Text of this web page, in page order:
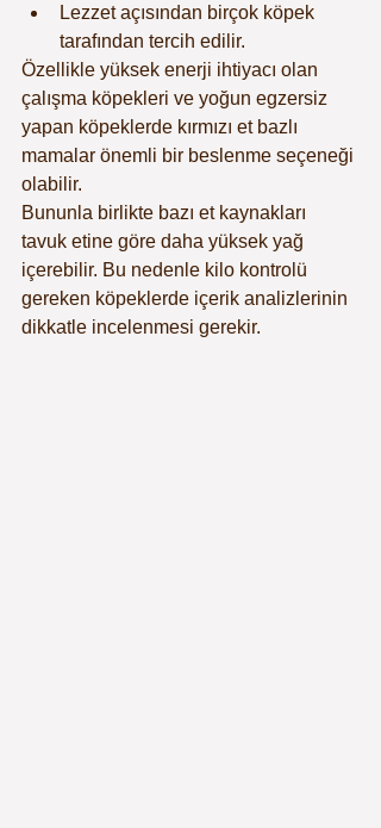
Lezzet açısından birçok köpek
tarafından tercih edilir.
Özellikle yüksek enerji ihtiyacı olan
çalışma köpekleri ve yoğun egzersiz
yapan köpeklerde kırmızı et bazlı
mamalar önemli bir beslenme seçeneği
olabilir.
Bununla birlikte bazı et kaynakları
tavuk etine göre daha yüksek yağ
içerebilir. Bu nedenle kilo kontrolü
gereken köpeklerde içerik analizlerinin
dikkatle incelenmesi gerekir.